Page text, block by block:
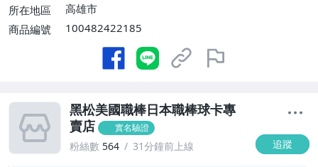
所在地區
高雄市
商品編號
100482422185
黑松美國職棒日本職棒球卡專
賣店
實名驗證
粉絲數 564 31分鐘前上線 追蹤